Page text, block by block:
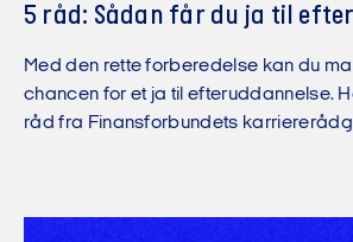
5 råd: Sådan får du ja til
Med den rette forberedelse kan du
chancen for et ja til efteruddannelse.
råd fra Finansforbundets